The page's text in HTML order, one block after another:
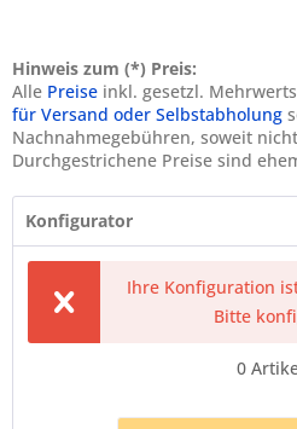
Hinweis zum (*) Preis:
Alle Preise inkl. gesetzl.
für Versand oder Selbstabholung
Nachnahmegebühren, soweit
Durchgestrichene Preise sind
Konfigurator
Ihre Konfiguration
Bitte
0